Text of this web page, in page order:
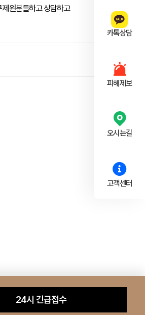
원분들하고 상담하고
24시 긴급접수
카톡상담
피해제보
오시는길
고객센터